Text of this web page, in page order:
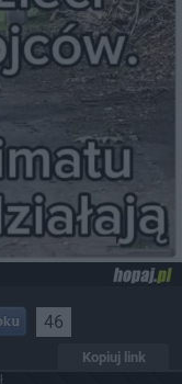
46
Kopiuj link